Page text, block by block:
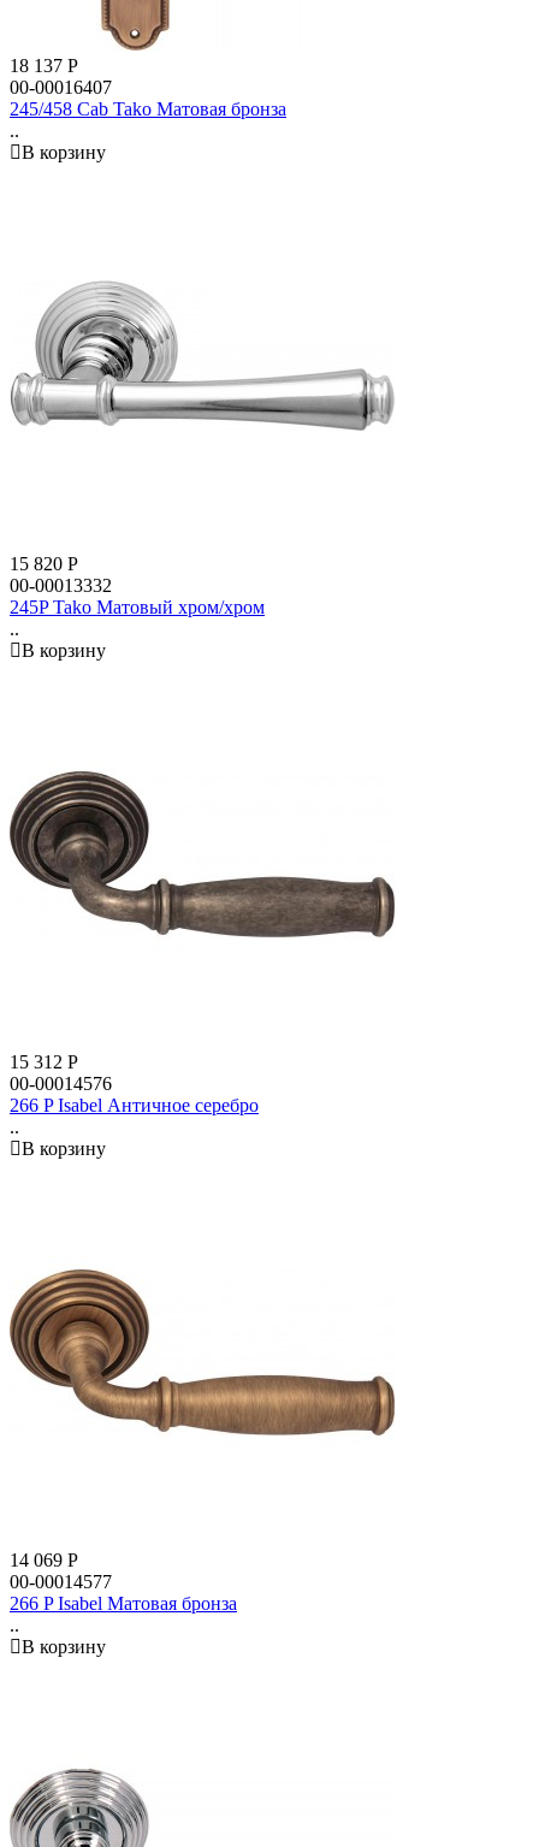
18 137 Р
00-00016407
245/458 Cab Tako Матовая бронза
..
В корзину
15 820 Р
00-00013332
245P Tako Матовый хром/хром
..
В корзину
15 312 Р
00-00014576
266 P Isabel Античное серебро
..
В корзину
14 069 Р
00-00014577
266 P Isabel Матовая бронза
..
В корзину